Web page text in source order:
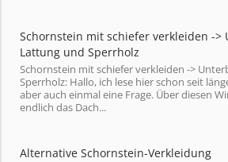
Schornstein mit schiefer verkleiden ->
Lattung und Sperrholz
Schornstein mit schiefer verkleiden ->
Sperrholz: Hallo, ich lese hier schon seit
aber auch einmal eine Frage. Über diesen
endlich das Dach...
Alternative Schornstein-Verkleidung